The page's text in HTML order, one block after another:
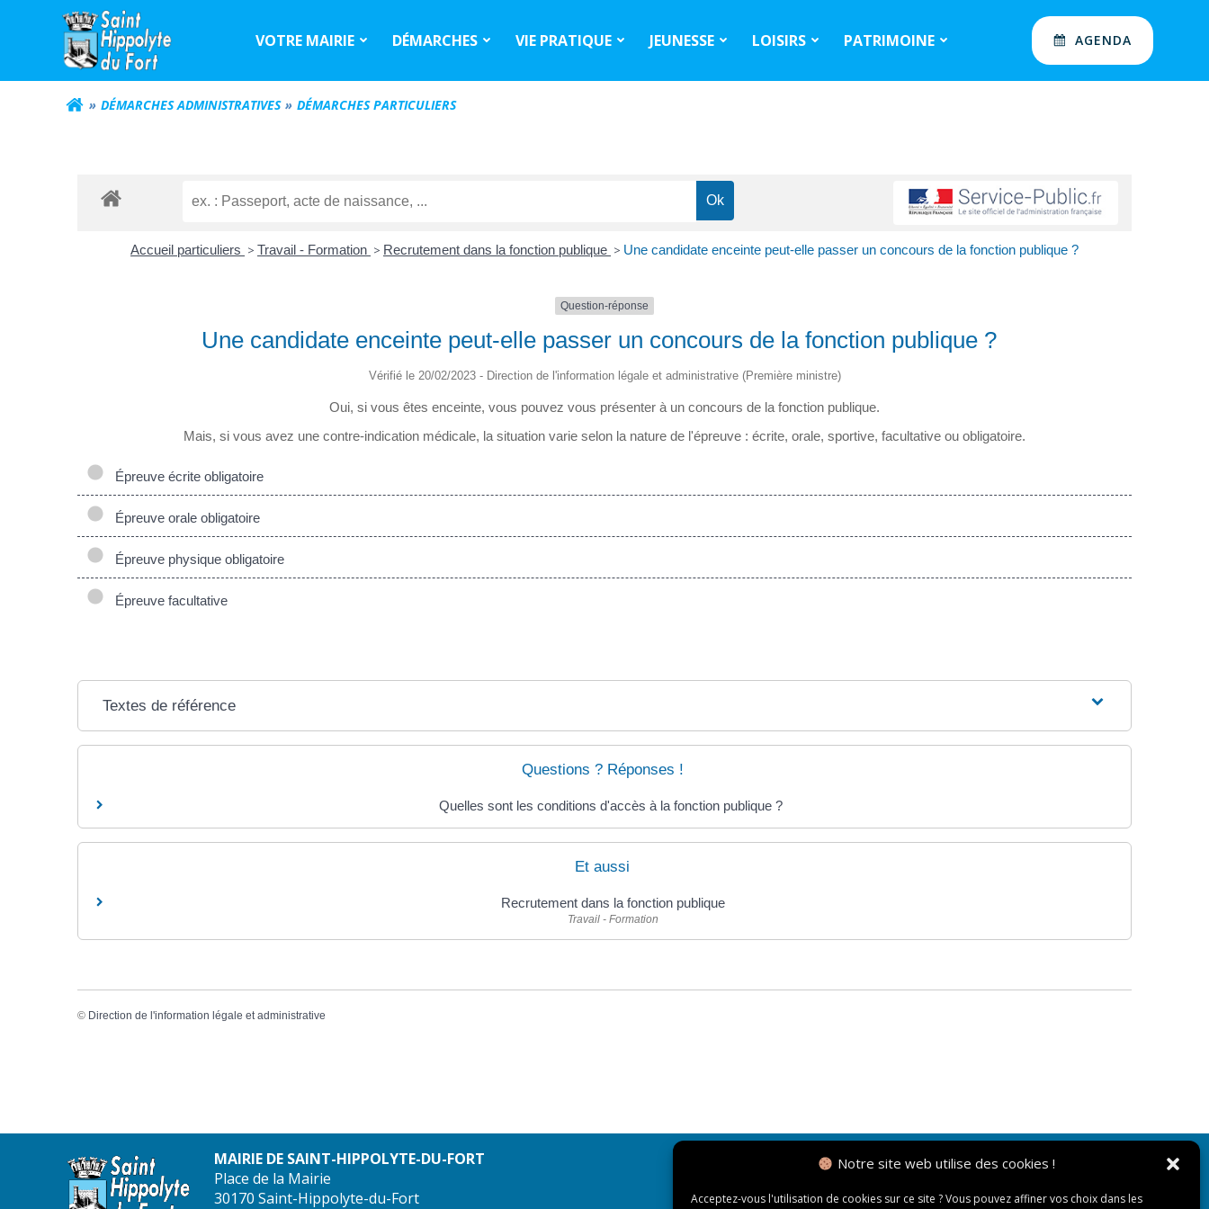
Notre site web utilise des cookies !
Acceptez-vous l'utilisation de cookies sur ce site ? Vous pouvez affiner vos choix dans les
VOTRE MAIRIE DÉMARCHES VIE PRATIQUE JEUNESSE LOISIRS PATRIMOINE AGENDA
DÉMARCHES ADMINISTRATIVES DÉMARCHES PARTICULIERS
Accueil particuliers > Travail - Formation > Recrutement dans la fonction publique > Une candidate enceinte peut-elle passer un concours de la fonction publique ?
Question-réponse
Une candidate enceinte peut-elle passer un concours de la fonction publique ?
Vérifié le 20/02/2023 - Direction de l'information légale et administrative (Première ministre)
Oui, si vous êtes enceinte, vous pouvez vous présenter à un concours de la fonction publique.
Mais, si vous avez une contre-indication médicale, la situation varie selon la nature de l'épreuve : écrite, orale, sportive, facultative ou obligatoire.
Épreuve écrite obligatoire
Épreuve orale obligatoire
Épreuve physique obligatoire
Épreuve facultative
Textes de référence
Questions ? Réponses !
Quelles sont les conditions d'accès à la fonction publique ?
Et aussi
Recrutement dans la fonction publique
Travail - Formation
© Direction de l'information légale et administrative
MAIRIE DE SAINT-HIPPOLYTE-DU-FORT
Place de la Mairie
30170 Saint-Hippolyte-du-Fort
NOUS CONTACTER